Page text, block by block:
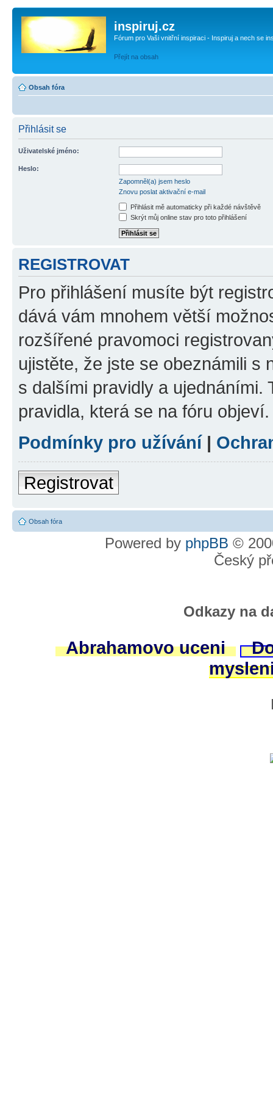
inspiruj.cz
Fórum pro Vaši vnitřní inspiraci - Inspiruj a nech se
Přejít na obsah
Obsah fóra
Přihlásit se
Uživatelské jméno:
Heslo:
Zapomněl(a) jsem heslo
Znovu poslat aktivační e-mail
Přihlásit mě automaticky při každé návštěvě
Skrýt můj online stav pro toto přihlášení
REGISTROVAT
Pro přihlášení musíte být
dává vám mnohem větší
rozšířené pravomoci
ujistěte, že jste se obeznámili s
s dalšími pravidly a ujednáními.
pravidla, která se na fóru objeví.
Podmínky pro užívání|
Registrovat
Obsah fóra
Powered by phpBB ©
Český
Odkazy na
Abrahamovo uceni